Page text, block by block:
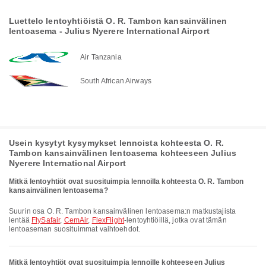
Luettelo lentoyhtiöistä O. R. Tambon kansainvälinen
lentoasema - Julius Nyerere International Airport
Air Tanzania
South African Airways
Usein kysytyt kysymykset lennoista kohteesta O. R.
Tambon kansainvälinen lentoasema kohteeseen Julius
Nyerere International Airport
Mitkä lentoyhtiöt ovat suosituimpia lennoilla kohteesta O. R. Tambon
kansainvälinen lentoasema?
Suurin osa O. R. Tambon kansainvälinen lentoasema:n matkustajista
lentää FlySafair, CemAir, FlexFlight-lentoyhtiöillä, jotka ovat tämän
lentoaseman suosituimmat vaihtoehdot.
Mitkä lentoyhtiöt ovat suosituimpia lennoille kohteeseen Julius